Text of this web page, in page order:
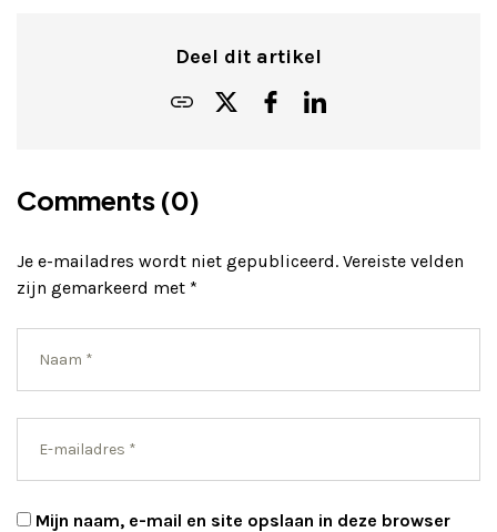
Deel dit artikel
Comments (0)
Je e-mailadres wordt niet gepubliceerd. Vereiste velden
zijn gemarkeerd met *
Mijn naam, e-mail en site opslaan in deze browser